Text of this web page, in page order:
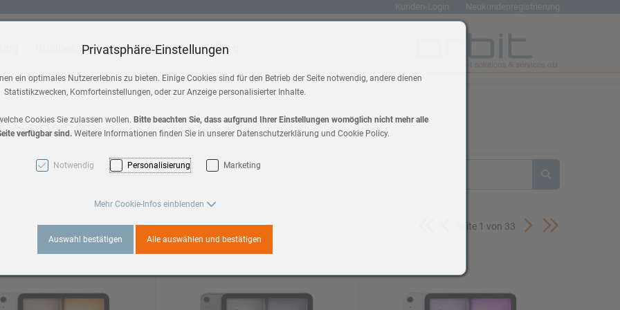
Kunden-Login Neukundenregistrierung
Business Shop
2
Max 2
Blog
Services
Seite 1 von 33
Privatsphäre-Einstellungen
ein optimales Nutzererlebnis zu bieten. Einige Cookies sind für den Betrieb der Seite notwendig, andere dienen
Statistikzwecken, Komforteinstellungen, oder zur Anzeige personalisierter Inhalte.
Cookies Sie zulassen wollen. Bitte beachten Sie, dass aufgrund Ihrer Einstellungen womöglich nicht mehr alle
verfügbar sind. Weitere Informationen finden Sie in unserer Datenschutzerklärung und Cookie Policy.
Notwendig Personalisierung Marketing
Mehr Cookie-Infos einblenden
Auswahl bestätigen Alle auswählen und bestätigen